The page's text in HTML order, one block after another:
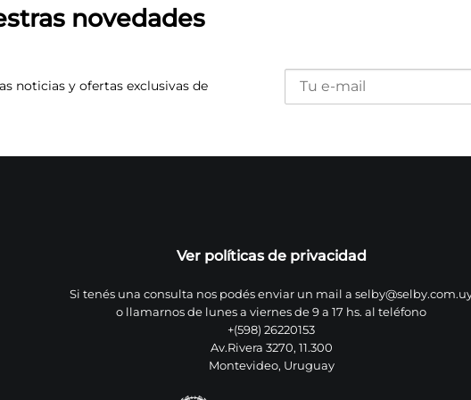
novedades
noticias y ofertas exclusivas de
Ver políticas de privacidad
Si tenés una consulta nos podés enviar un mail a
o llamarnos de lunes a viernes de 9 a 17 hs. al teléfono
+(598) 26220153
Av.Rivera 3270, 11.300
Montevideo, Uruguay